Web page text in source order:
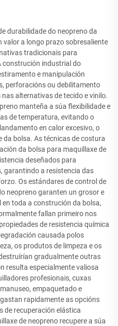
durabilidade do neopreno da
valor a longo prazo sobresaliente
tradicionais para
construción industrial do
e manipulación
perforacións ou debilitamento
alternativas de tecido e vinilo.
manteña a súa flexibilidade e
de temperatura, evitando o
en calor excesivo, o
bolsa. As técnicas de costura
da bolsa para maquillaxe de
deseñados para
garantindo a resistencia das
Os estándares de control de
neopreno garanten un grosor e
toda a construción da bolsa,
fallan primeiro nos
de resistencia química
causada polos
os produtos de limpeza e os
gradualmente outras
resulta especialmente valiosa
profesionais, cuxas
empaquetado e
rapidamente as opcións
de recuperación elástica
de neopreno recupere a súa